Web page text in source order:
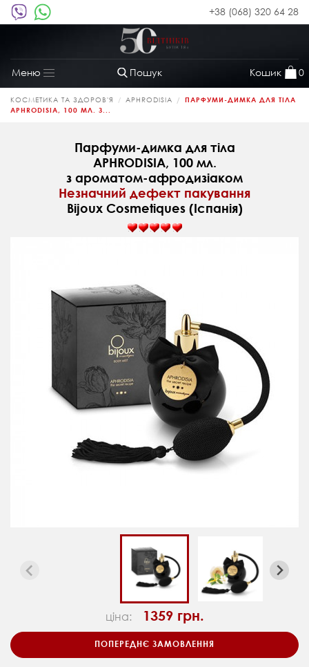
+38 (068) 320 64 28
Пошук Кошик 0
Меню
Toggle
navigation
КОСМЕТИКА ТА ЗДОРОВ'Я APHRODISIA
ПАРФУМИ-ДИМКА ДЛЯ ТІЛА
APHRODISIA, 100 МЛ. З...
Парфуми-димка для тіла
APHRODISIA, 100 мл.
з ароматом-афродизіаком
Незначний дефект пакування
Bijoux Cosmetiques (Іспанія)
ціна: 1359 грн.
ПОПЕРЕДНЄ ЗАМОВЛЕННЯ